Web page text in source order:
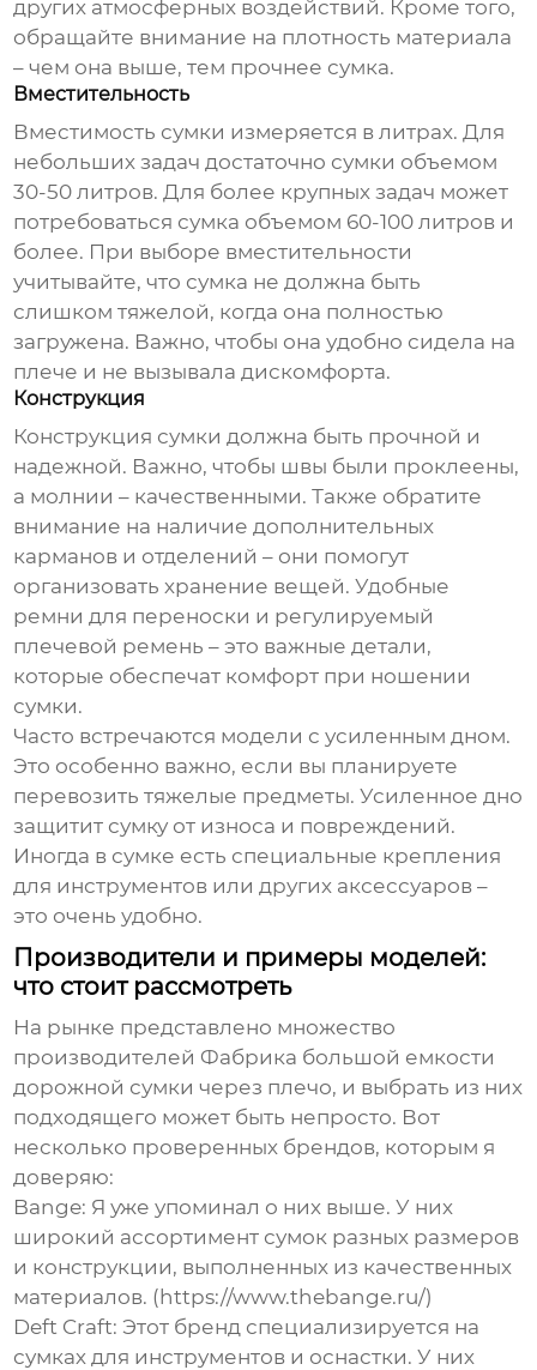
других атмосферных воздействий. Кроме того,
обращайте внимание на плотность материала
– чем она выше, тем прочнее сумка.
Вместительность
Вместимость сумки измеряется в литрах. Для
небольших задач достаточно сумки объемом
30-50 литров. Для более крупных задач может
потребоваться сумка объемом 60-100 литров и
более. При выборе вместительности
учитывайте, что сумка не должна быть
слишком тяжелой, когда она полностью
загружена. Важно, чтобы она удобно сидела на
плече и не вызывала дискомфорта.
Конструкция
Конструкция сумки должна быть прочной и
надежной. Важно, чтобы швы были проклеены,
а молнии – качественными. Также обратите
внимание на наличие дополнительных
карманов и отделений – они помогут
организовать хранение вещей. Удобные
ремни для переноски и регулируемый
плечевой ремень – это важные детали,
которые обеспечат комфорт при ношении
сумки.
Часто встречаются модели с усиленным дном.
Это особенно важно, если вы планируете
перевозить тяжелые предметы. Усиленное дно
защитит сумку от износа и повреждений.
Иногда в сумке есть специальные крепления
для инструментов или других аксессуаров –
это очень удобно.
Производители и примеры моделей:
что стоит рассмотреть
На рынке представлено множество
производителей Фабрика большой емкости
дорожной сумки через плечо, и выбрать из них
подходящего может быть непросто. Вот
несколько проверенных брендов, которым я
доверяю:
Bange: Я уже упоминал о них выше. У них
широкий ассортимент сумок разных размеров
и конструкции, выполненных из качественных
материалов. (https://www.thebange.ru/)
Deft Craft: Этот бренд специализируется на
сумках для инструментов и оснастки. У них